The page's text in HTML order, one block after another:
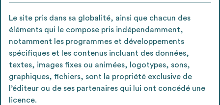
Le site pris dans sa globalité, ainsi que chacun des
éléments qui le compose pris indépendamment,
notamment les programmes et développements
spécifiques et les contenus incluant des données,
textes, images fixes ou animées, logotypes, sons,
graphiques, fichiers, sont la propriété exclusive de
l’éditeur ou de ses partenaires qui lui ont concédé une
licence.